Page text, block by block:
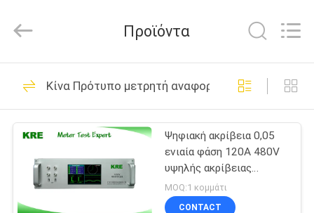
ΣΠΊΤΙ
ΠΡΟΪΌΝΤΑ
ΠΕΡΊΠΟΥ
ΕΜΕΊΣ
Enterprises
Rights
Ο εξοπλισμός
δοκιμής μετρητής
10
Προϊόντα
Κίνα Πρότυπο μετρητή αναφοράς
Ψηφιακή ακρίβεια 0,05
ενιαία φάση 120A 480V
υψηλής ακρίβειας
μετρητών αναφοράς
τυποποιημένη
MOQ:1 κομμάτι
CONTACT